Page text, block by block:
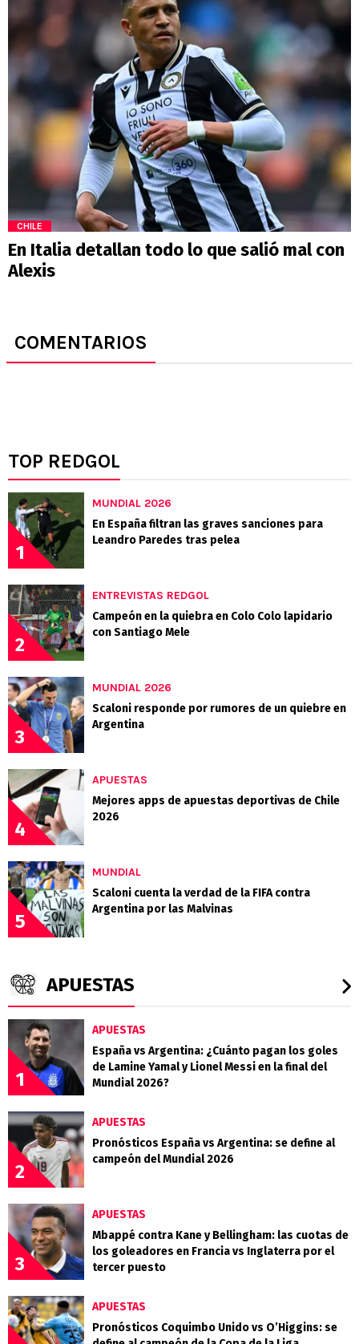
CHILE
En Italia detallan todo lo que salió mal con
Alexis
COMENTARIOS
TOP REDGOL
1
MUNDIAL 2026
En España filtran las graves sanciones para
Leandro Paredes tras pelea
2
ENTREVISTAS REDGOL
Campeón en la quiebra en Colo Colo lapidario
con Santiago Mele
3
MUNDIAL 2026
Scaloni responde por rumores de un quiebre en
Argentina
4
APUESTAS
Mejores apps de apuestas deportivas de Chile
2026
5
MUNDIAL
Scaloni cuenta la verdad de la FIFA contra
Argentina por las Malvinas
APUESTAS
1
APUESTAS
España vs Argentina: ¿Cuánto pagan los goles
de Lamine Yamal y Lionel Messi en la final del
Mundial 2026?
2
APUESTAS
Pronósticos España vs Argentina: se define al
campeón del Mundial 2026
3
APUESTAS
Mbappé contra Kane y Bellingham: las cuotas de
los goleadores en Francia vs Inglaterra por el
tercer puesto
APUESTAS
Pronósticos Coquimbo Unido vs O’Higgins: se